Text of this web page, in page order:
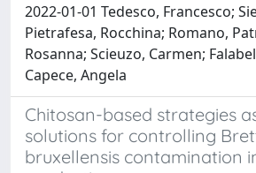
2022-01-01 Tedesco, Francesco;
Pietrafesa, Rocchina; Romano,
Rosanna; Scieuzo, Carmen;
Capece, Angela
Chitosan-based strategies
solutions for controlling
bruxellensis contamination